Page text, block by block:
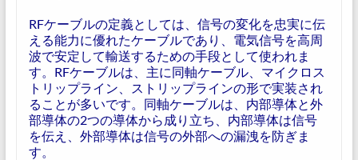
RFケーブルの定義としては、信号の変化を忠実に伝
える能力に優れたケーブルであり、電気信号を高周
波で安定して輸送するための手段として使われま
す。RFケーブルは、主に同軸ケーブル、マイクロス
トリップライン、ストリップラインの形で実装され
ることが多いです。同軸ケーブルは、内部導体と外
部導体の2つの導体から成り立ち、内部導体は信号
を伝え、外部導体は信号の外部への漏洩を防ぎま
す。